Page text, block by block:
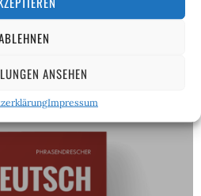
ANSEHEN
Impressum